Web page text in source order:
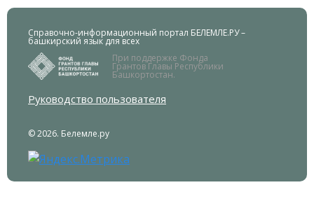
Справочно-информационный портал БЕЛЕМЛЕ.РУ –
башкирский язык для всех
При поддержке Фонда
Грантов Главы Республики
Башкортостан.
Руководство пользователя
© 2026. Белемле.ру